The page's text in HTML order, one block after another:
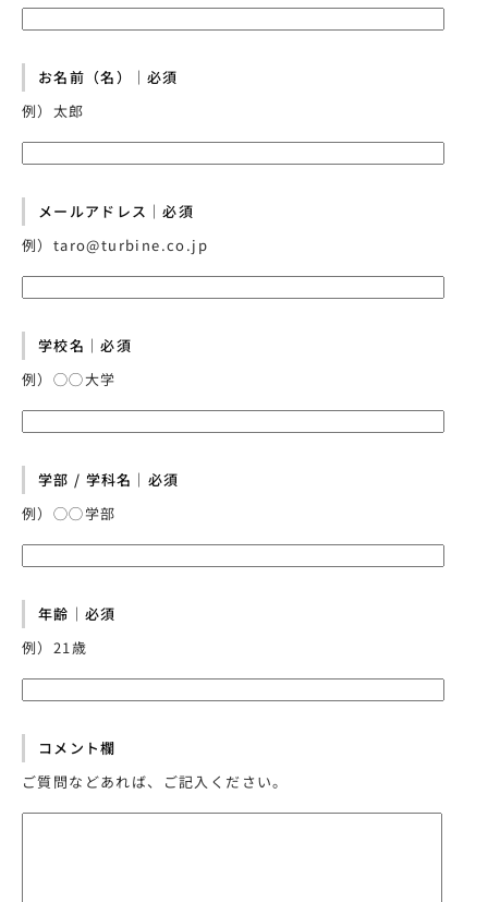
お名前（名）｜必須
例）太郎
メールアドレス｜必須
例）taro@turbine.co.jp
学校名｜必須
例）◯◯大学
学部 / 学科名｜必須
例）◯◯学部
年齢｜必須
例）21歳
コメント欄
ご質問などあれば、ご記入ください。